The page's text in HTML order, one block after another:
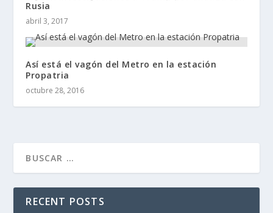
Rusia
abril 3, 2017
Así está el vagón del Metro en la estación
Propatria
octubre 28, 2016
RECENT POSTS